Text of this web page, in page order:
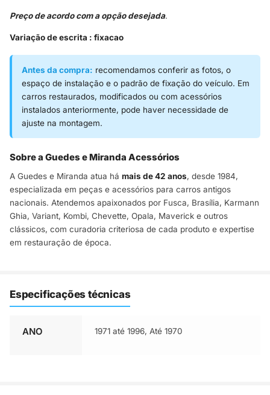
Preço de acordo com a opção desejada.
Variação de escrita : fixacao
Antes da compra: recomendamos conferir as fotos, o
espaço de instalação e o padrão de fixação do veículo. Em
carros restaurados, modificados ou com acessórios
instalados anteriormente, pode haver necessidade de
ajuste na montagem.
Sobre a Guedes e Miranda Acessórios
A Guedes e Miranda atua há mais de 42 anos, desde 1984,
especializada em peças e acessórios para carros antigos
nacionais. Atendemos apaixonados por Fusca, Brasília, Karmann
Ghia, Variant, Kombi, Chevette, Opala, Maverick e outros
clássicos, com curadoria criteriosa de cada produto e expertise
em restauração de época.
Especificações técnicas
ANO 1971 até 1996, Até 1970